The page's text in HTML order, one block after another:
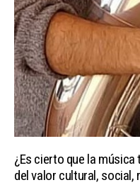
¿Es cierto que la música
del valor cultural, social,